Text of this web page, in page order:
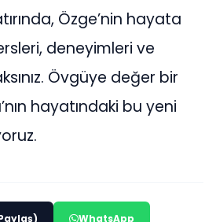
Özge’nin hayata
deneyimleri ve
Övgüye değer bir
hayatındaki bu yeni
WhatsApp